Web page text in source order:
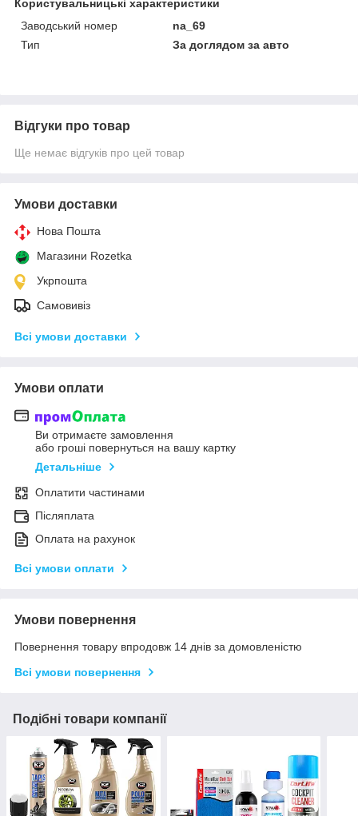
Користувальницькі характеристики
Заводський номер
na_69
Тип
За доглядом за авто
Відгуки про товар
Ще немає відгуків про цей товар
Умови доставки
Нова Пошта
Магазини Rozetka
Укрпошта
Самовивіз
Всі умови доставки
Умови оплати
Ви отримаєте замовлення
або гроші повернуться на вашу картку
Детальніше
Оплатити частинами
Післяплата
Оплата на рахунок
Всі умови оплати
Умови повернення
Повернення товару впродовж 14 днів за домовленістю
Всі умови повернення
Подібні товари компанії